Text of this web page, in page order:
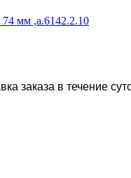
заказа в течение